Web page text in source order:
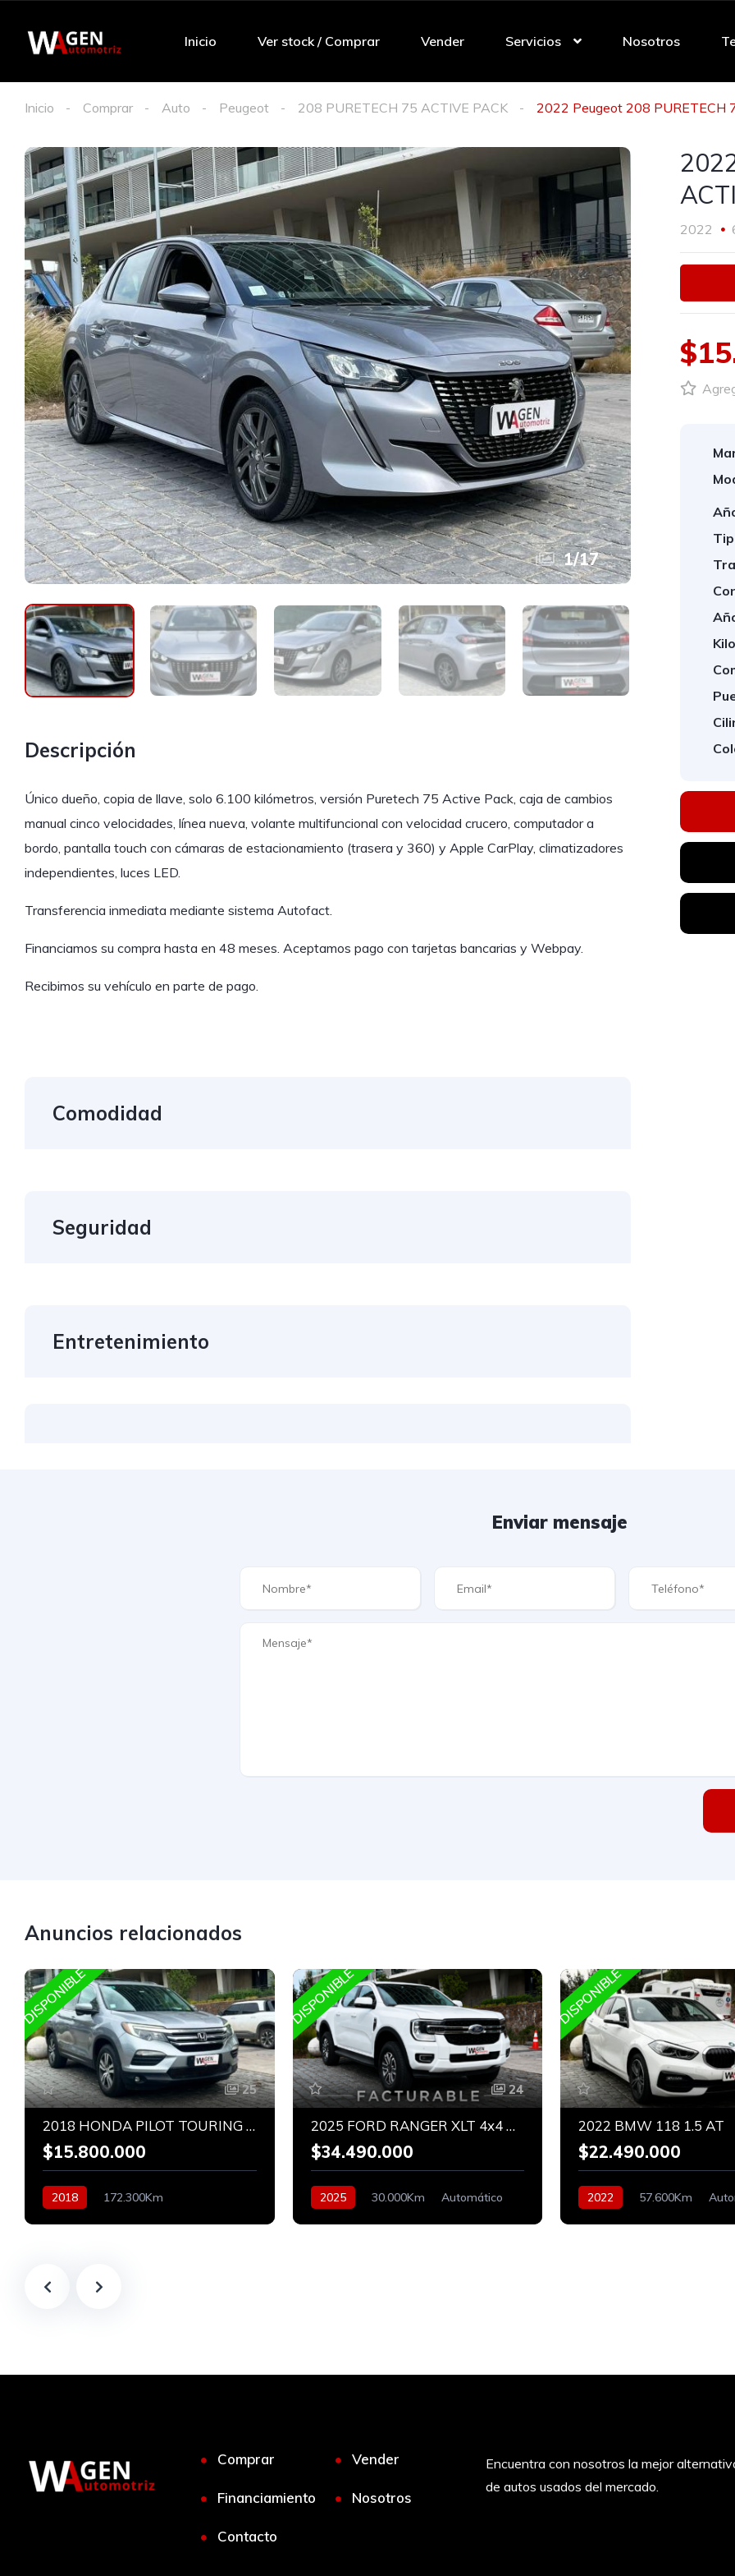
Inicio Ver stock / Comprar Vender Servicios Nosotros
Inicio Comprar Auto Peugeot 208 PURETECH 75 ACTIVE PACK 2022 Peugeot 208 PURETECH
1/17
Descripción
Único dueño, copia de llave, solo 6.100 kilómetros, versión Puretech 75 Active Pack, caja de cambios
manual cinco velocidades, línea nueva, volante multifuncional con velocidad crucero, computador a
bordo, pantalla touch con cámaras de estacionamiento (trasera y 360) y Apple CarPlay, climatizadores
independientes, luces LED.
Transferencia inmediata mediante sistema Autofact.
Financiamos su compra hasta en 48 meses. Aceptamos pago con tarjetas bancarias y Webpay.
Recibimos su vehículo en parte de pago.
Comodidad
Seguridad
Entretenimiento
2022
Enviar mensaje
Anuncios relacionados
DISPONIBLE
25
2018 HONDA PILOT TOURING AWD 3.5
$15.800.000
2018
172.300Km
DISPONIBLE
24
2025 FORD RANGER XLT 4x4 BITURBO
$34.490.000
2025 30.000Km
Automático
DISPONIBLE
2022 BMW 118 1.5 AT
$22.490.000
2022 57.600Km
Comprar Vender
Financiamiento Nosotros
Contacto
Encuentra con nosotros la mejor
de autos usados del mercado.